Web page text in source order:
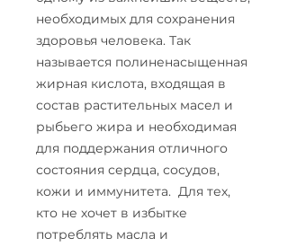
необходимых для сохранения
здоровья человека. Так
называется полиненасыщенная
жирная кислота, входящая в
состав растительных масел и
рыбьего жира и необходимая
для поддержания отличного
состояния сердца, сосудов,
кожи и иммунитета. Для тех,
кто не хочет в избытке
потреблять масла и